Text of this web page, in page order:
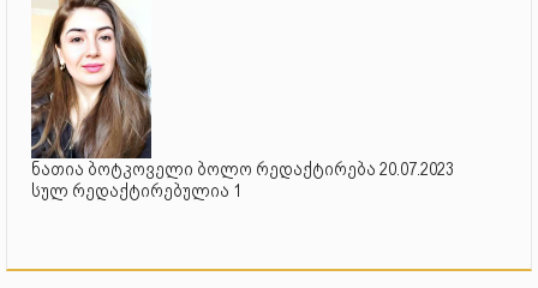
ნათია ბოტკოველი ბოლო რედაქტირება 20.07.2023
სულ რედაქტირებულია 1